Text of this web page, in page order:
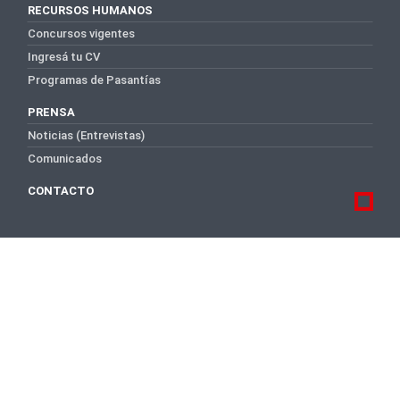
RECURSOS HUMANOS
Concursos vigentes
Ingresá tu CV
Programas de Pasantías
PRENSA
Noticias (Entrevistas)
Comunicados
CONTACTO